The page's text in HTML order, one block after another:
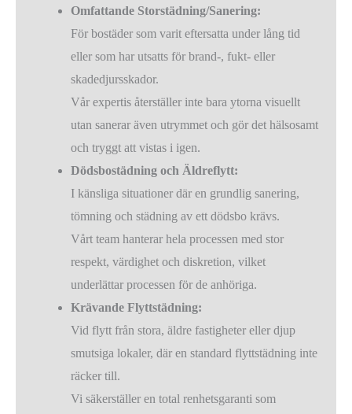
Omfattande Storstädning/Sanering:
För bostäder som varit eftersatta under lång tid
eller som har utsatts för brand-, fukt- eller
skadedjursskador.
Vår expertis återställer inte bara ytorna visuellt
utan sanerar även utrymmet och gör det hälsosamt
och tryggt att vistas i igen.
Dödsbostädning och Äldreflytt:
I känsliga situationer där en grundlig sanering,
tömning och städning av ett dödsbo krävs.
Vårt team hanterar hela processen med stor
respekt, värdighet och diskretion, vilket
underlättar processen för de anhöriga.
Krävande Flyttstädning:
Vid flytt från stora, äldre fastigheter eller djup
smutsiga lokaler, där en standard flyttstädning inte
räcker till.
Vi säkerställer en total renhetsgaranti som